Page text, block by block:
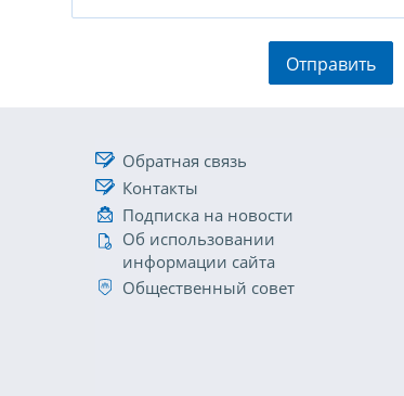
Отправить
Обратная связь
Контакты
Подписка на новости
Об использовании
информации сайта
Общественный совет